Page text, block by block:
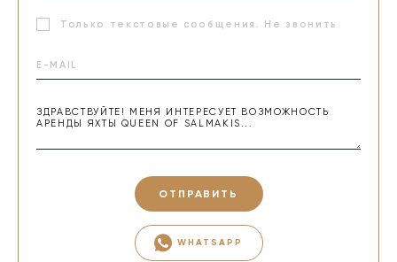
Только текстовые сообщения. Не звонить
ОТПРАВИТЬ
WHATSAPP